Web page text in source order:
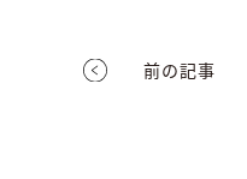
前の記事